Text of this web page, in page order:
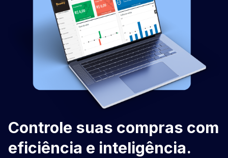
Controle suas compras com
eficiência e inteligência.